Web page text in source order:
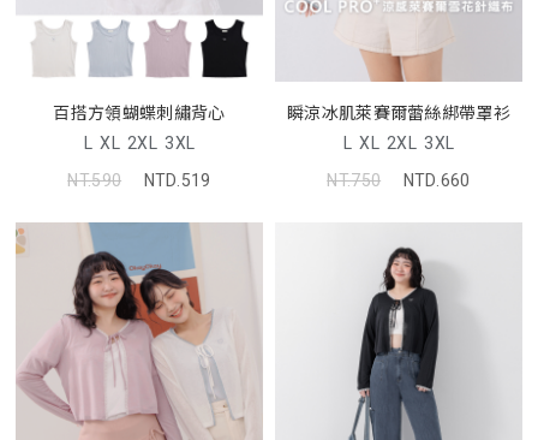
百搭方領蝴蝶刺繡背心
L XL 2XL 3XL
NT.590
NTD.519
瞬涼冰肌萊賽爾蕾絲綁帶罩衫
L XL 2XL 3XL
NT.750
NTD.660